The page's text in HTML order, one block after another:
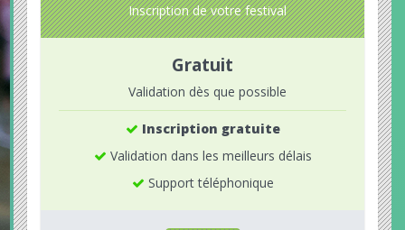
Inscription de votre festival
Gratuit
Validation dès que possible
Inscription gratuite
Validation dans les meilleurs délais
Support téléphonique